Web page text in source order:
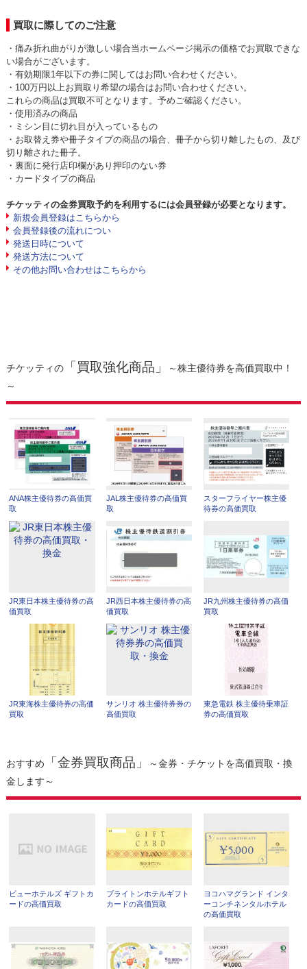
買取に際してのご注意
・痛み折れ曲がりが激しい場合当ホームページ掲示の価格でお買取できな
い場合がございます。
・有効期限1年以下の券に関してはお問い合わせください。
・100万円以上お買取り希望の場合はお問い合わせください。
これらの商品は買取不可となります。予めご確認ください。
・使用済みの商品
・ミシン目に切れ目が入っているもの
・お取替え券や冊子タイプの商品の場合、冊子から切り離したもの、及び
切り離された冊子。
・裏面に発行店印欄があり押印のない券
・カードタイプの商品
チケッティの金券買取予約を利用するには会員登録が必要となります。
新規会員登録はこちらから
会員登録後の流れについ
発送日時について
発送方法について
その他お問い合わせはこちらから
チケッティの「買取強化商品」
～株主優待券を高価買取中！
～
ANA株主優待券の高価買
取
JAL株主優待券の高価買
取
スターフライヤー株主優
待券の高価買取
JR東日本株主優待券の高
価買取
JR西日本株主優待券の高
価買取
JR九州株主優待券の高価
買取
JR東海株主優待券の高価
買取
サンリオ 株主優待券券の
高価買取
東急電鉄 株主優待乗車証
券の高価買取
おすすめ 「金券買取商品」
～金券・チケットを高価買取・換
金します～
ビューホテルズ ギフトカ
ードの高価買取
ブライトンホテルギフト
カードの高価買取
ヨコハマグランド インタ
ーコンチネンタルホテル
の高価買取